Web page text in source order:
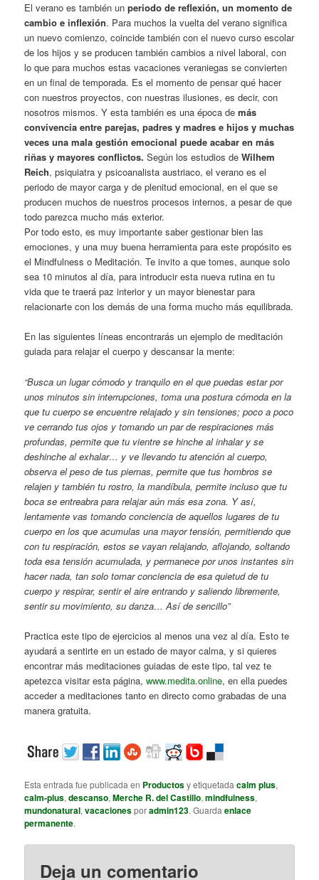
El verano es también un periodo de reflexión, un momento de
cambio e inflexión. Para muchos la vuelta del verano significa
un nuevo comienzo, coincide también con el nuevo curso escolar
de los hijos y se producen también cambios a nivel laboral, con
lo que para muchos estas vacaciones veraniegas se convierten
en un final de temporada. Es el momento de pensar qué hacer
con nuestros proyectos, con nuestras ilusiones, es decir, con
nosotros mismos. Y esta también es una época demás
convivencia entre parejas, padres y madres e hijos y muchas
veces una mala gestión emocional puede acabar en más
riñas y mayores conflictos. Según los estudios deWilhem
Reich, psiquiatra y psicoanalista austriaco, el verano es el
periodo de mayor carga y de plenitud emocional, en el que se
producen muchos de nuestros procesos internos, a pesar de que
todo parezca mucho más exterior.
Por todo esto, es muy importante saber gestionar bien las
emociones, y una muy buena herramienta para este propósito es
el Mindfulness o Meditación. Te invito a que tomes, aunque solo
sea 10 minutos al día, para introducir esta nueva rutina en tu
vida que te traerá paz interior y un mayor bienestar para
relacionarte con los demás de una forma mucho más equilibrada.
En las siguientes líneas encontrarás un ejemplo de meditación
guiada para relajar el cuerpo y descansar la mente:
“Busca un lugar cómodo y tranquilo en el que puedas estar por
unos minutos sin interrupciones, toma una postura cómoda en la
que tu cuerpo se encuentre relajado y sin tensiones; poco a poco
ve cerrando tus ojos y tomando un par de respiraciones más
profundas, permite que tu vientre se hinche al inhalar y se
deshinche al exhalar… y ve llevando tu atención al cuerpo,
observa el peso de tus piernas, permite que tus hombros se
relajen y también tu rostro, la mandíbula, permite incluso que tu
boca se entreabra para relajar aún más esa zona. Y así,
lentamente vas tomando conciencia de aquellos lugares de tu
cuerpo en los que acumulas una mayor tensión, permitiendo que
con tu respiración, estos se vayan relajando, aflojando, soltando
toda esa tensión acumulada, y permanece por unos instantes sin
hacer nada, tan solo tomar conciencia de esa quietud de tu
cuerpo y respirar, sentir el aire entrando y saliendo libremente,
sentir su movimiento, su danza… Así de sencillo”
Practica este tipo de ejercicios al menos una vez al día. Esto te
ayudará a sentirte en un estado de mayor calma, y si quieres
encontrar más meditaciones guiadas de este tipo, tal vez te
apetezca visitar esta página,www.medita.online, en ella puedes
acceder a meditaciones tanto en directo como grabadas de una
manera gratuita.
Esta entrada fue publicada en Productosy etiquetadacalm plus,
calm-plus,descanso,Merche R. del Castillo,mindfulness,
mundonatural,vacacionesporadmin123. Guardaenlace
permanente.
Deja un comentario